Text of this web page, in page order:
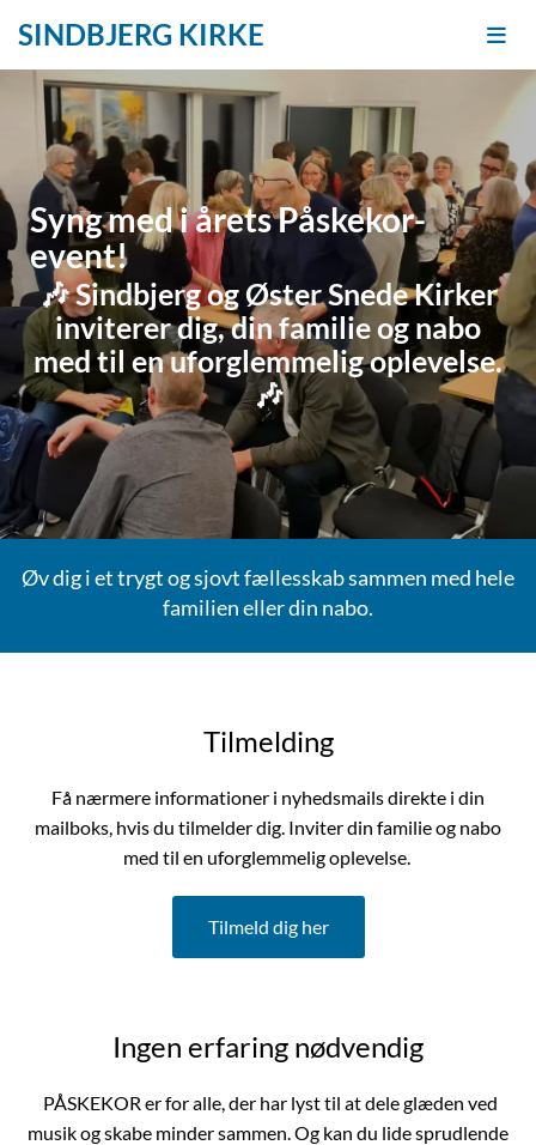
SINDBJERG KIRKE
Syng med i årets Påskekor-
event!
🎶 Sindbjerg og Øster Snede Kirker
inviterer dig, din familie og nabo
med til en uforglemmelig oplevelse.
🎶
Øv dig i et trygt og sjovt fællesskab sammen med hele
familien eller din nabo.
Tilmelding
Få nærmere informationer i nyhedsmails direkte i din
mailboks, hvis du tilmelder dig. Inviter din familie og nabo
med til en uforglemmelig oplevelse.
Tilmeld dig her
Ingen erfaring nødvendig
PÅSKEKOR er for alle, der har lyst til at dele glæden ved
musik og skabe minder sammen. Og kan du lide sprudlende